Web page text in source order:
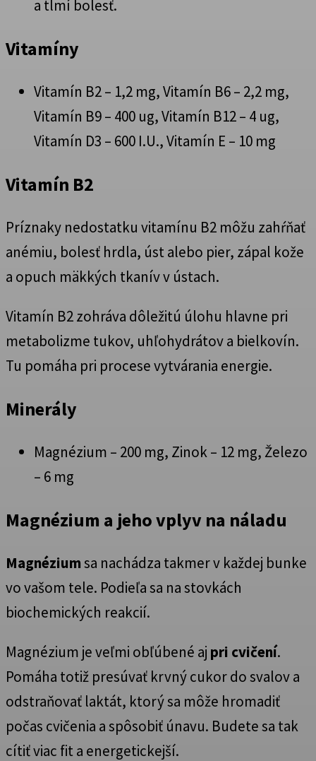
a tlmí bolesť.
Vitamíny
Vitamín B2 – 1,2 mg, Vitamín B6 – 2,2 mg,
Vitamín B9 – 400 ug, Vitamín B12 – 4 ug,
Vitamín D3 – 600 I.U., Vitamín E – 10 mg
Vitamín B2
Príznaky nedostatku vitamínu B2 môžu zahŕňať
anémiu, bolesť hrdla, úst alebo pier, zápal kože
a opuch mäkkých tkanív v ústach.
Vitamín B2 zohráva dôležitú úlohu hlavne pri
metabolizme tukov, uhľohydrátov a bielkovín.
Tu pomáha pri procese vytvárania energie.
Minerály
Magnézium – 200 mg, Zinok – 12 mg, Železo
– 6 mg
Magnézium a jeho vplyv na náladu
Magnéziumsa nachádza takmer v každej bunke
vo vašom tele. Podieľa sa na stovkách
biochemických reakcií.
Magnézium je veľmi obľúbené aj pri cvičení.
Pomáha totiž presúvať krvný cukor do svalov a
odstraňovať laktát, ktorý sa môže hromadiť
počas cvičenia a spôsobiť únavu. Budete sa tak
cítiť viac fit a energetickejší.